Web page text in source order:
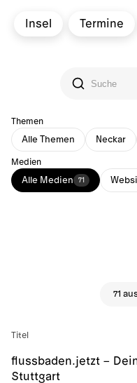
Insel Termine
Themen
Alle Themen Neckar
Medien
Alle Medien 71
71
Titel
flussbaden.jetzt –
Stuttgart